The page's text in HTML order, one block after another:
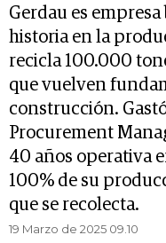
Gerdau es
historia en la
recicla 100.000
que vuelven
construcción.
Procurement
40 años operativa
100% de su
que se recolecta.
19 Marzo de 2025 09.10